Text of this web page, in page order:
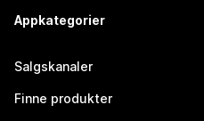
Appkategorier
Salgskanaler
Finne produkter